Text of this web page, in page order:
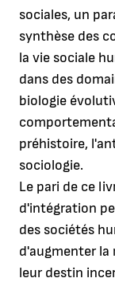
sociales, un
synthèse des
la vie sociale
dans des
biologie
préhistoire,
sociologie.
Le pari de ce
d'intégration
des sociétés
d'augmenter la
leur destin